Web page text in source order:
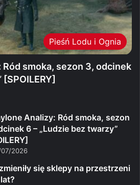
Pieśń Lodu i Ognia
smoka, sezon 3, odcinek
[SPOILERY]
Analizy: Ród smoka, sezon
6 – „Ludzie bez twarzy”
2026
się sklepy na przestrzeni